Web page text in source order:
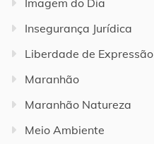
Imagem do Dia
Insegurança Jurídica
Liberdade de Expressão
Maranhão
Maranhão Natureza
Meio Ambiente